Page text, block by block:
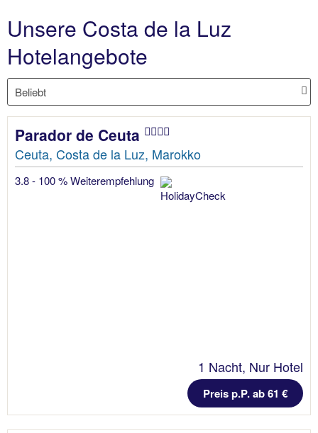
Unsere Costa de la Luz
Hotelangebote
Parador de Ceuta
Ceuta, Costa de la Luz, Marokko
3.8 - 100 % Weiterempfehlung
1 Nacht, Nur Hotel
Preis p.P. ab 61 €